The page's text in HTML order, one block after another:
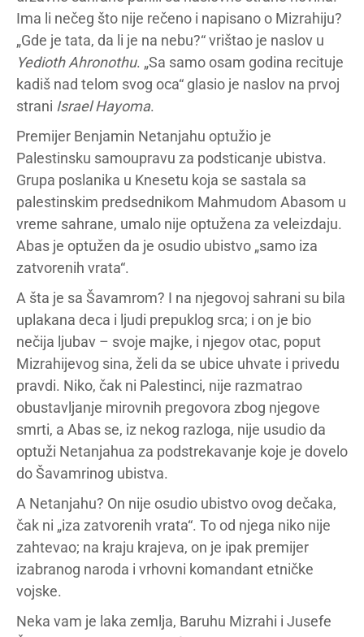
Ima li nečeg što nije rečeno i napisano o Mizrahiju?
„Gde je tata, da li je na nebu?“ vrištao je naslov u
Yedioth Ahronothu. „Sa samo osam godina recituje
kadiš nad telom svog oca“ glasio je naslov na prvoj
strani Israel Hayoma.
Premijer Benjamin Netanjahu optužio je
Palestinsku samoupravu za podsticanje ubistva.
Grupa poslanika u Knesetu koja se sastala sa
palestinskim predsednikom Mahmudom Abasom u
vreme sahrane, umalo nije optužena za veleizdaju.
Abas je optužen da je osudio ubistvo „samo iza
zatvorenih vrata“.
A šta je sa Šavamrom? I na njegovoj sahrani su bila
uplakana deca i ljudi prepuklog srca; i on je bio
nečija ljubav – svoje majke, i njegov otac, poput
Mizrahijevog sina, želi da se ubice uhvate i privedu
pravdi. Niko, čak ni Palestinci, nije razmatrao
obustavljanje mirovnih pregovora zbog njegove
smrti, a Abas se, iz nekog razloga, nije usudio da
optuži Netanjahua za podstrekavanje koje je dovelo
do Šavamrinog ubistva.
A Netanjahu? On nije osudio ubistvo ovog dečaka,
čak ni „iza zatvorenih vrata“. To od njega niko nije
zahtevao; na kraju krajeva, on je ipak premijer
izabranog naroda i vrhovni komandant etničke
vojske.
Neka vam je laka zemlja, Baruhu Mizrahi i Jusefe